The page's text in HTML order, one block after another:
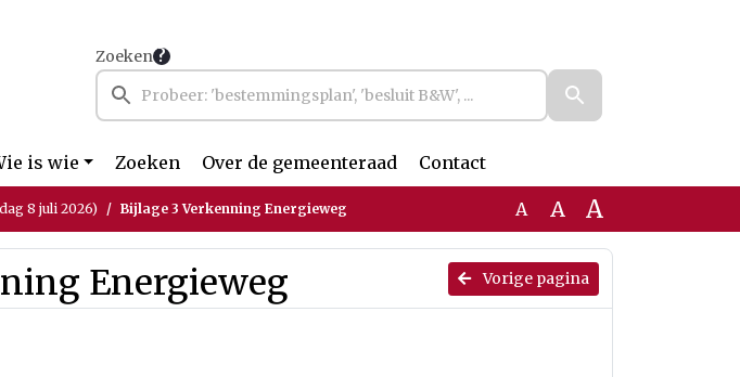
Zoeken
is wie Zoeken Over de gemeenteraad Contact
8 juli 2026) Bijlage 3 Verkenning Energieweg A A A
Vorige pagina
Energieweg